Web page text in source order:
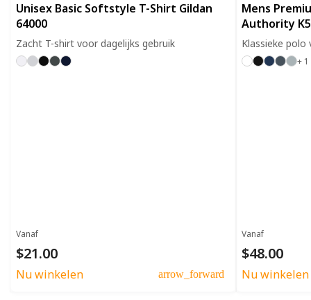
Unisex Basic Softstyle T-Shirt Gildan
64000
Zacht T-shirt voor dagelijks gebruik
Vanaf
$21.00
Nu winkelen arrow_forward
Mens
Authority
Klassieke
+ 1
Vanaf
$48.00
Nu winkelen